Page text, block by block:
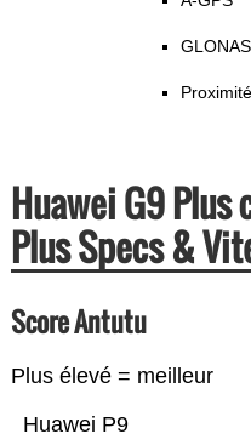
Proximité
Huawei G9 Plus
Plus Specs &
Score Antutu
Plus élevé = meilleur
Huawei P9